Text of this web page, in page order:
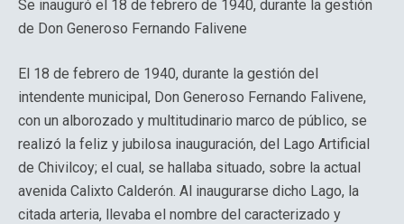
Se inauguró el 18 de febrero de 1940, durante la gestión
de Don Generoso Fernando Falivene
El 18 de febrero de 1940, durante la gestión del
intendente municipal, Don Generoso Fernando Falivene,
con un alborozado y multitudinario marco de público, se
realizó la feliz y jubilosa inauguración, del Lago Artificial
de Chivilcoy; el cual, se hallaba situado, sobre la actual
avenida Calixto Calderón. Al inaugurarse dicho Lago, la
citada arteria, llevaba el nombre del caracterizado y